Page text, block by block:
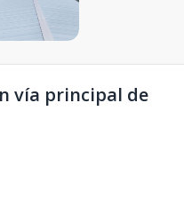
vía principal de